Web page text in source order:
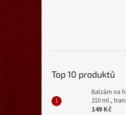
Top 10 produktů
Balzám na
210 ml.,
149 Kč